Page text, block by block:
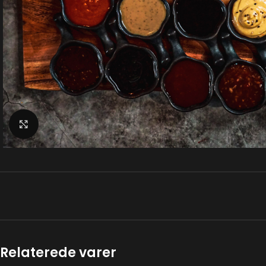
Klik for at forstørre
Relaterede varer